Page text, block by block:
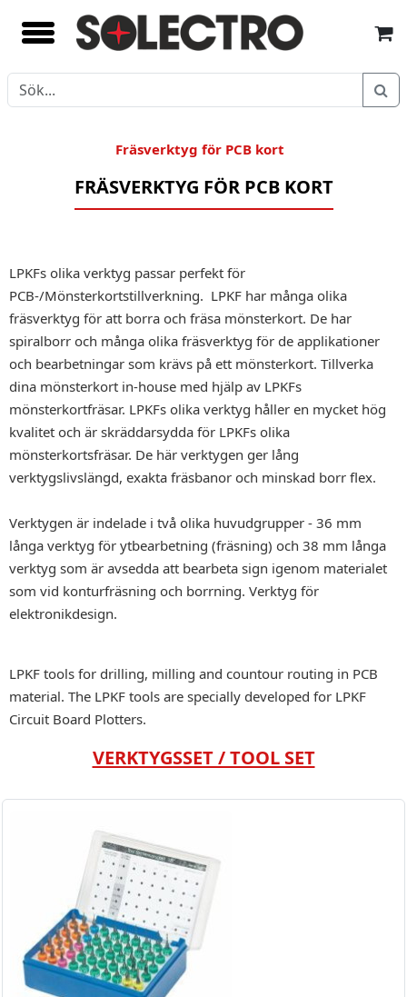
Fräsverktyg för PCB kort
FRÄSVERKTYG FÖR PCB KORT
LPKFs olika verktyg passar perfekt för
PCB-/Mönsterkortstillverkning. LPKF har många olika
fräsverktyg för att borra och fräsa mönsterkort. De har
spiralborr och många olika fräsverktyg för de applikationer
och bearbetningar som krävs på ett mönsterkort. Tillverka
dina mönsterkort in-house med hjälp av LPKFs
mönsterkortfräsar. LPKFs olika verktyg håller en mycket hög
kvalitet och är skräddarsydda för LPKFs olika
mönsterkortsfräsar. De här verktygen ger lång
verktygslivslängd, exakta fräsbanor och minskad borr flex.
Verktygen är indelade i två olika huvudgrupper - 36 mm
långa verktyg för ytbearbetning (fräsning) och 38 mm långa
verktyg som är avsedda att bearbeta sign igenom materialet
som vid konturfräsning och borrning. Verktyg för
elektronikdesign.
LPKF tools for drilling, milling and countour routing in PCB
material. The LPKF tools are specially developed for LPKF
Circuit Board Plotters.
VERKTYGSSET / TOOL SET